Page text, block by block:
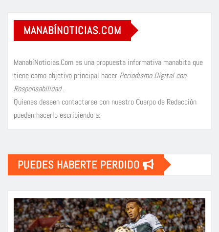
MANABÍNOTICIAS.COM
ManabíNoticias.Com es una propuesta informativa manabita que
tiene como objetivo principal hacer Periodismo Digital con
Responsabilidad.
Quienes deseen contactarse con nuestro Cuerpo de Redacción
pueden hacerlo escribiendo a:
PUEDES HABERTE PERDIDO